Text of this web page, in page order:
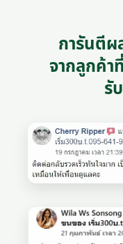
การันตีผ
จากลูกค้า
รั